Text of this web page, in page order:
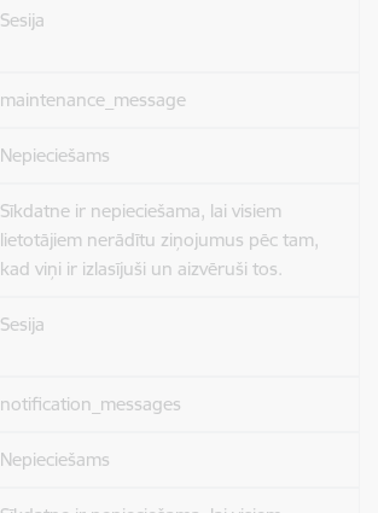
Sesija
maintenance_message
Nepieciešams
Sīkdatne ir nepieciešama, lai visiem
lietotājiem nerādītu ziņojumus pēc tam,
kad viņi ir izlasījuši un aizvēruši tos.
Sesija
notification_messages
Nepieciešams